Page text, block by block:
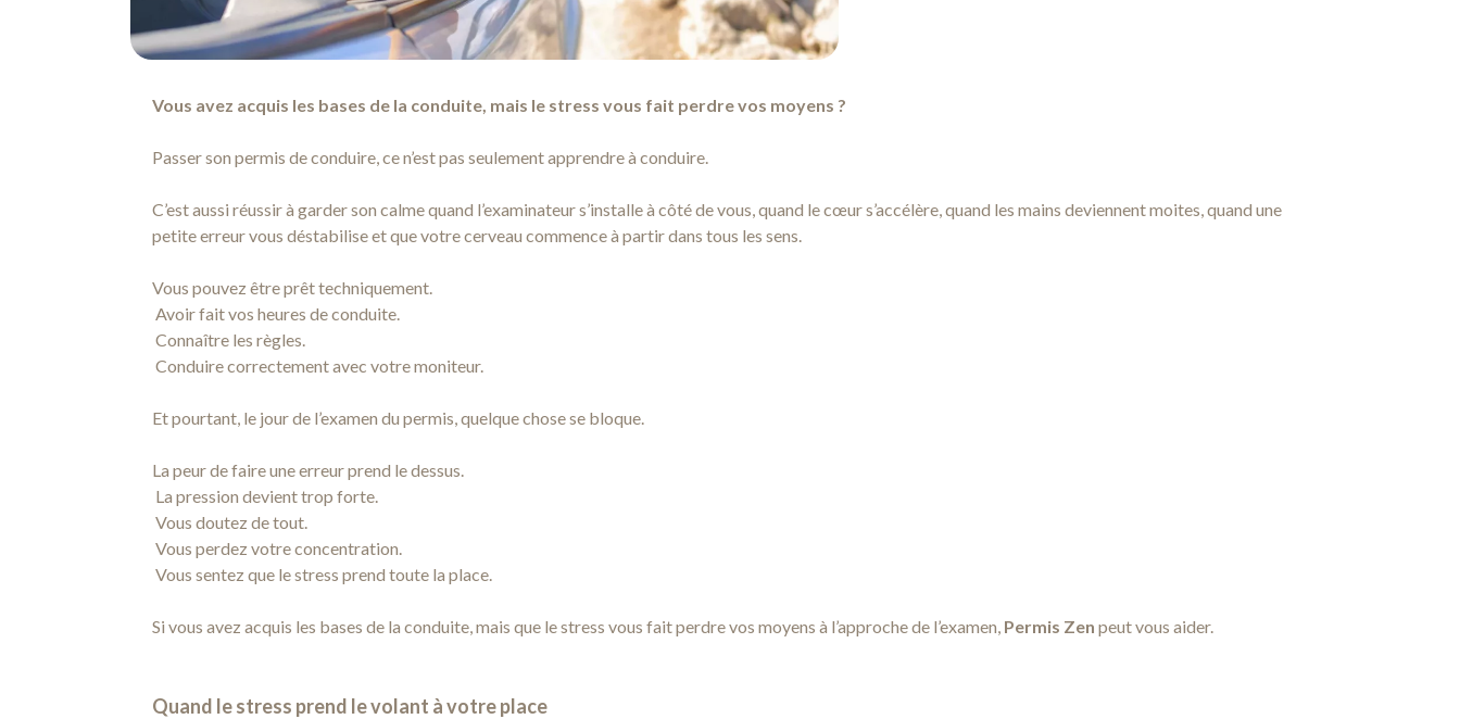
Vous avez acquis les bases de la conduite, mais le stress vous fait perdre vos moyens ?
Passer son permis de conduire, ce n’est pas seulement apprendre à conduire.
C’est aussi réussir à garder son calme quand l’examinateur s’installe à côté de vous, quand le cœur s’accélère, quand les mains deviennent moites, quand une
petite erreur vous déstabilise et que votre cerveau commence à partir dans tous les sens.
Vous pouvez être prêt techniquement.
Avoir fait vos heures de conduite.
Connaître les règles.
Conduire correctement avec votre moniteur.
Et pourtant, le jour de l’examen du permis, quelque chose se bloque.
La peur de faire une erreur prend le dessus.
La pression devient trop forte.
Vous doutez de tout.
Vous perdez votre concentration.
Vous sentez que le stress prend toute la place.
Si vous avez acquis les bases de la conduite, mais que le stress vous fait perdre vos moyens à l’approche de l’examen, Permis Zen peut vous aider.
Quand le stress prend le volant à votre place